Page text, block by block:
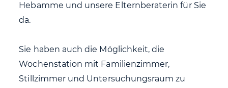
Hebamme und unsere Elternberaterin für Sie
da.
Sie haben auch die Möglichkeit, die
Wochenstation mit Familienzimmer,
Stillzimmer und Untersuchungsraum zu